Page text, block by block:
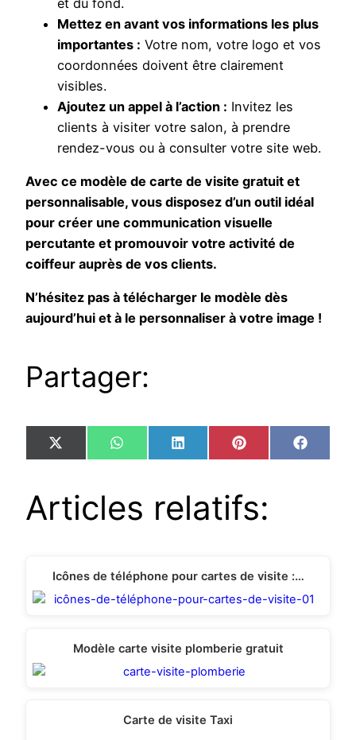
Mettez en avant vos informations les plus
importantes : Votre nom, votre logo et vos
coordonnées doivent être clairement
visibles.
Ajoutez un appel à l’action : Invitez les
clients à visiter votre salon, à prendre
rendez-vous ou à consulter votre site web.
Avec ce modèle de carte de visite gratuit et
personnalisable, vous disposez d’un outil idéal
pour créer une communication visuelle
percutante et promouvoir votre activité de
coiffeur auprès de vos clients.
N’hésitez pas à télécharger le modèle dès
aujourd’hui et à le personnaliser à votre image !
Partager:
Share
on
X
(Twitter)
Share
on
WhatsAppShare
on
LinkedIn Share
on
Pinterest Share
on
Articles relatifs:
Icônes de téléphone pour cartes de visite :…
Modèle carte visite plomberie gratuit
Carte de visite Taxi